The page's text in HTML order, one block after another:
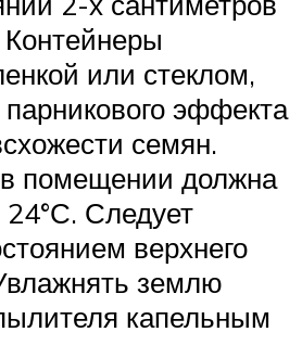
Контейнеры
или стеклом,
эффекта
семян.
помещении должна
Следует
верхнего
землю
капельным